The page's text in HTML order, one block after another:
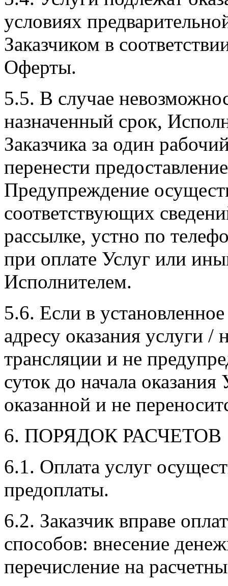
условиях
Заказчиком в
Оферты.
5.5. В случае
назначенный срок,
Заказчика за один
перенести
Предупреждение
соответствующих
рассылке, устно по
при оплате Услуг или
Исполнителем.
5.6. Если в
адресу оказания услуги /
трансляции и не
суток до начала оказания
оказанной и не
6. ПОРЯДОК РАСЧЕТОВ
6.1. Оплата услуг
предоплаты.
6.2. Заказчик вправе
способов: внесение
перечисление на